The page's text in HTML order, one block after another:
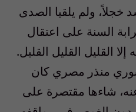
خجلاً، ولم يلقيا الصدى
السنة على اعتقال
القليل القليل القليل.
منذر مصري كان
شاءها مقتصرة على